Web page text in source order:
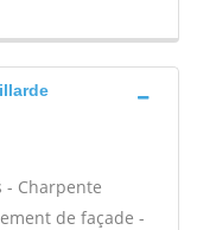
- Charpente
de façade -